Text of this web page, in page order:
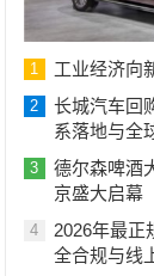
1 工业经济向
2
长城汽车回
系落地与全
3
德尔森啤酒
京盛大启幕
4
2026年最正
全合规与线